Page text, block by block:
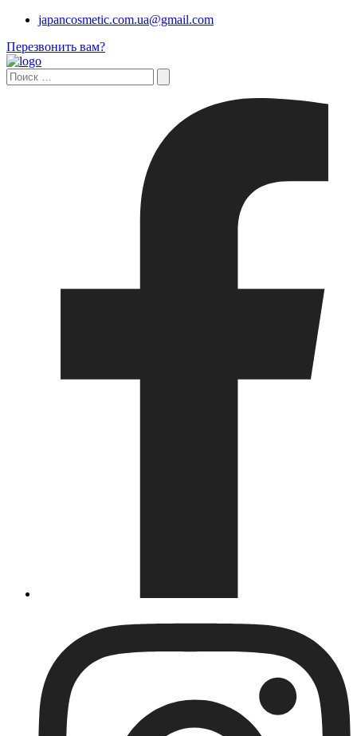
japancosmetic.com.ua@gmail.com
Перезвонить вам?